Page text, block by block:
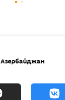
Азербайджан